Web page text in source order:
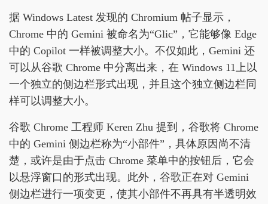
据 Windows Latest 发现的 Chromium 帖子显示，
Chrome 中的 Gemini 被命名为“Glic”，它能够像 Edge
中的 Copilot 一样被调整大小。不仅如此，Gemini 还
可以从谷歌 Chrome 中分离出来，在 Windows 11上以
一个独立的侧边栏形式出现，并且这个独立侧边栏同
样可以调整大小。
谷歌 Chrome 工程师 Keren Zhu 提到，谷歌将 Chrome
中的 Gemini 侧边栏称为“小部件”，具体原因尚不清
楚，或许是由于点击 Chrome 菜单中的按钮后，它会
以悬浮窗口的形式出现。此外，谷歌正在对 Gemini
侧边栏进行一项变更，使其小部件不再具有半透明效